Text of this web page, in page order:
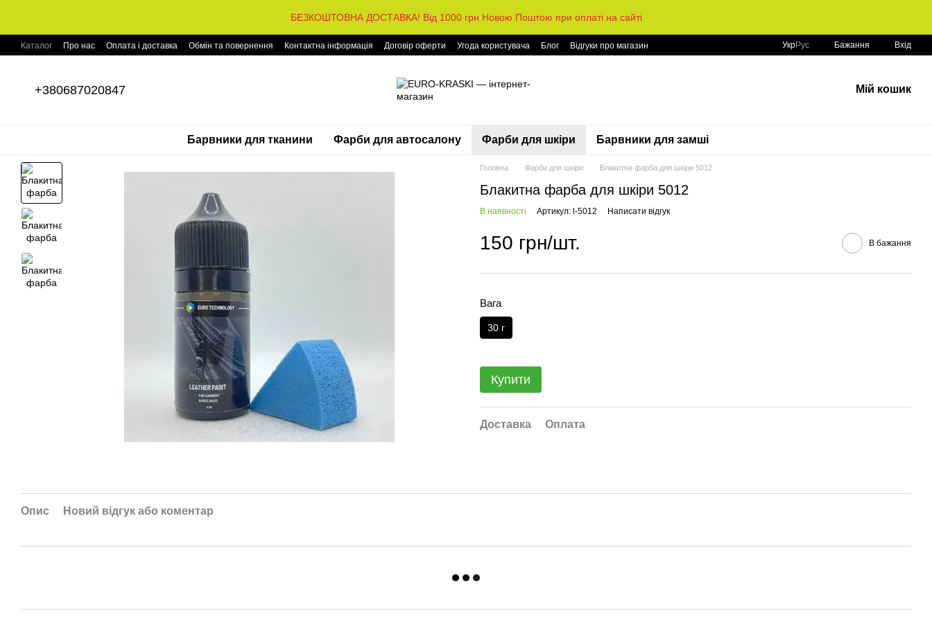
БЕЗКОШТОВНА ДОСТАВКА! Від 1000 грн Новою Поштою при оплаті на сайті
Каталог Про нас Оплата і доставка Обмін та повернення Контактна інформація Договір оферти Угода користувача Блог Відгуки про магазин УкрРус Бажання Вхід
+380687020847 Мій кошик
Барвники для тканини Фарби для автосалону Фарби для шкіри Барвники для замші
Головна Фарби для шкіри Блакитна фарба для шкіри 5012
Блакитна фарба для шкіри 5012
В наявності Артикул: l-5012 Написати відгук
150 грн/шт. В бажання
Вага
30 г
Купити
Доставка Оплата
Опис Новий відгук або коментар